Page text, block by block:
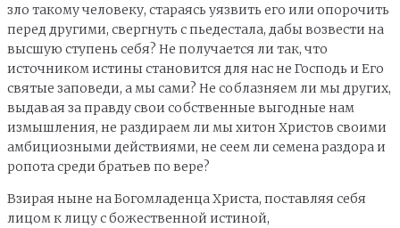
зло такому человеку, стараясь уязвить его или опорочить
перед другими, свергнуть с пьедестала, дабы возвести на
высшую ступень себя? Не получается ли так, что
источником истины становится для нас не Господь и Его
святые заповеди, а мы сами? Не соблазняем ли мы других,
выдавая за правду свои собственные выгодные нам
измышления, не раздираем ли мы хитон Христов своими
амбициозными действиями, не сеем ли семена раздора и
ропота среди братьев по вере?
Взирая ныне на Богомладенца Христа, поставляя себя
лицом к лицу с божественной истиной,